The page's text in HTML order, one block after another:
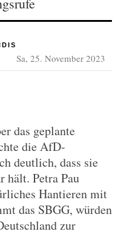
Sa, 25. November 2023
das geplante
die AfD-
deutlich, dass sie
hält. Petra Pau
Hantieren mit
das SBGG, würden
zur